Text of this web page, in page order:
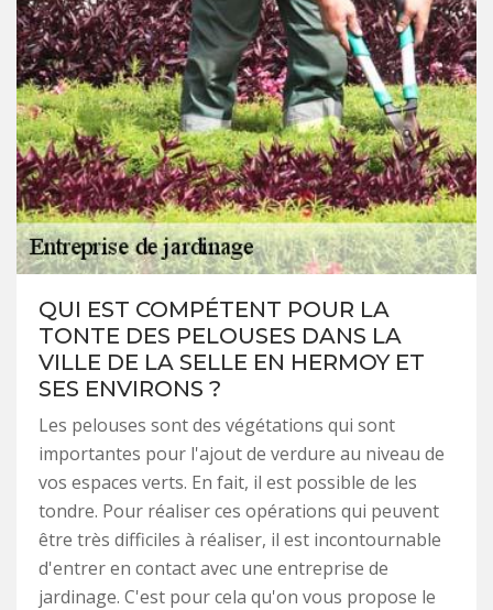
QUI EST COMPÉTENT POUR LA
TONTE DES PELOUSES DANS LA
VILLE DE LA SELLE EN HERMOY ET
SES ENVIRONS ?
Les pelouses sont des végétations qui sont
importantes pour l'ajout de verdure au niveau de
vos espaces verts. En fait, il est possible de les
tondre. Pour réaliser ces opérations qui peuvent
être très difficiles à réaliser, il est incontournable
d'entrer en contact avec une entreprise de
jardinage. C'est pour cela qu'on vous propose le